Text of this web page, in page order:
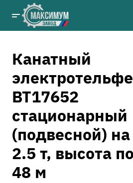
Канатный
ВТ17652
стационарный
(подвесной)
2.5 т, высота
48 м